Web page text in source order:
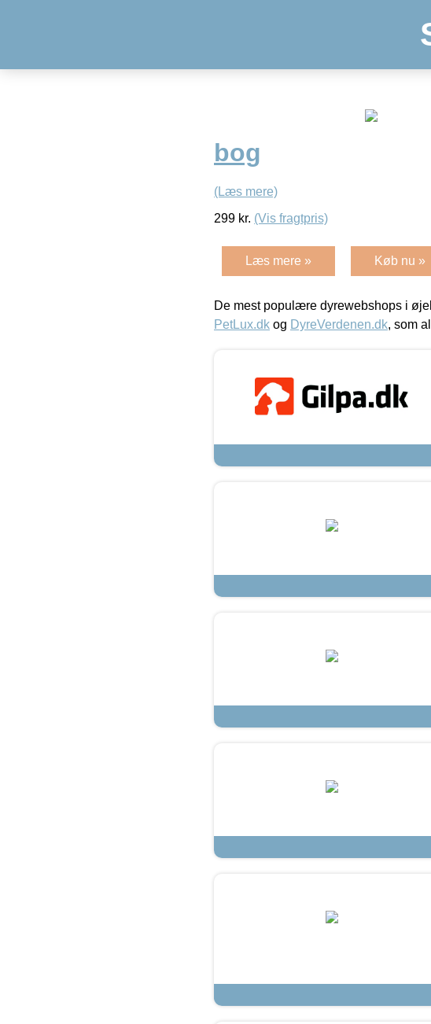
bog
(Læs mere)
299 kr. (Vis fragtpris)
Læs mere » Køb nu »
De mest populære dyrewebshops i
PetLux.dk og DyreVerdenen.dk, som